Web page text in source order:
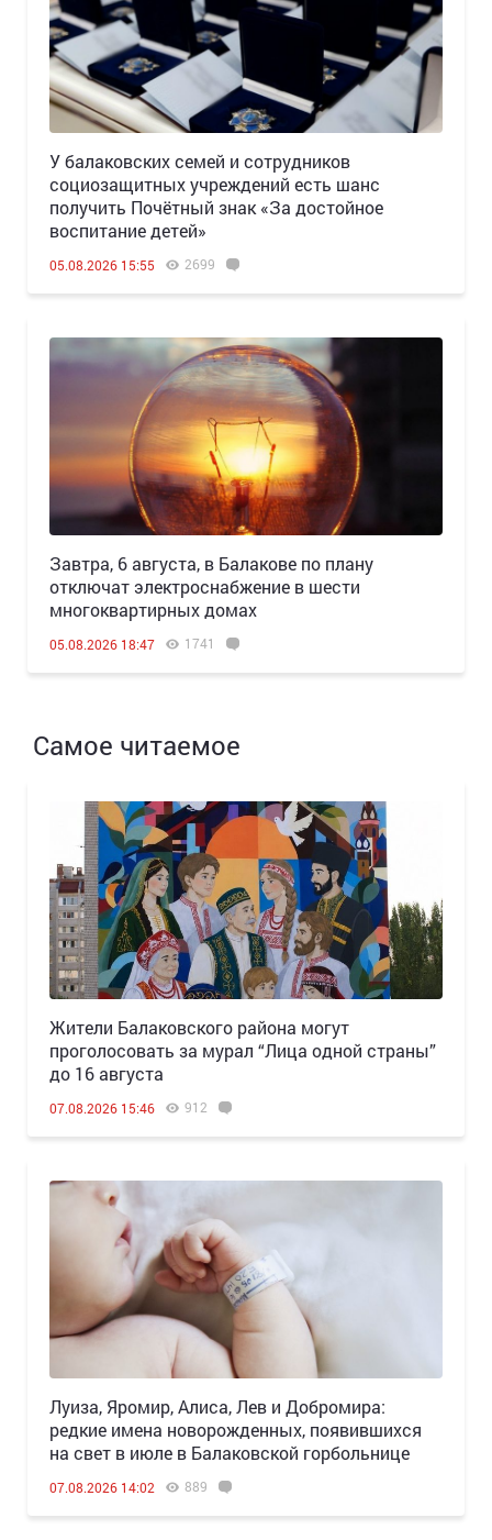
У балаковских семей и сотрудников
социозащитных учреждений есть шанс
получить Почётный знак «За достойное
воспитание детей»
05.08.2026 15:55 2699
Завтра, 6 августа, в Балакове по плану
отключат электроснабжение в шести
многоквартирных домах
05.08.2026 18:47 1741
Самое читаемое
Жители Балаковского района могут
проголосовать за мурал “Лица одной страны”
до 16 августа
07.08.2026 15:46 912
Луиза, Яромир, Алиса, Лев и Добромира:
редкие имена новорожденных, появившихся
на свет в июле в Балаковской горбольнице
07.08.2026 14:02 889